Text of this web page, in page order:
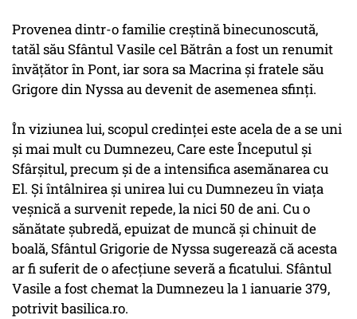
Provenea dintr-o familie creştină binecunoscută,
tatăl său Sfântul Vasile cel Bătrân a fost un renumit
învăţător în Pont, iar sora sa Macrina şi fratele său
Grigore din Nyssa au devenit de asemenea sfinţi.
În viziunea lui, scopul credinţei este acela de a se uni
şi mai mult cu Dumnezeu, Care este Începutul şi
Sfârşitul, precum şi de a intensifica asemănarea cu
El. Şi întâlnirea şi unirea lui cu Dumnezeu în viaţa
veşnică a survenit repede, la nici 50 de ani. Cu o
sănătate şubredă, epuizat de muncă şi chinuit de
boală, Sfântul Grigorie de Nyssa sugerează că acesta
ar fi suferit de o afecţiune severă a ficatului. Sfântul
Vasile a fost chemat la Dumnezeu la 1 ianuarie 379,
potrivit basilica.ro.